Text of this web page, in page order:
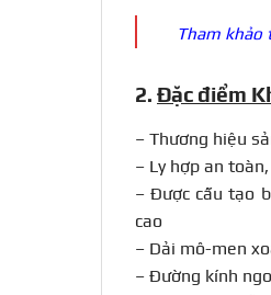
Tham khảo
2. Đặc điểm
– Thương hiệu
– Ly hợp an
– Được cấu tạo
cao
– Dải mô-men
– Đường kính